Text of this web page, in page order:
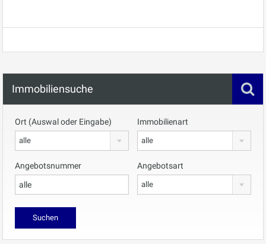
Immobiliensuche
Ort (Auswal oder Eingabe)
alle
Immobilienart
alle
Angebotsnummer Angebotsart
alle